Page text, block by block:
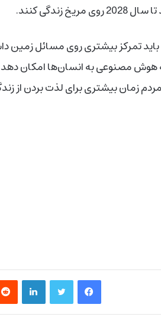
تمرکز بیشتری روی مسائل زمین
مصنوعی به انسان‌ها امکان دهد
زمان بیشتری برای لذت بردن از
فیس بوک توییتر